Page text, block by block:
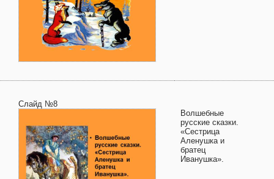
Слайд №8
Волшебные
русские сказки.
«Сестрица
Аленушка и
братец
Иванушка».